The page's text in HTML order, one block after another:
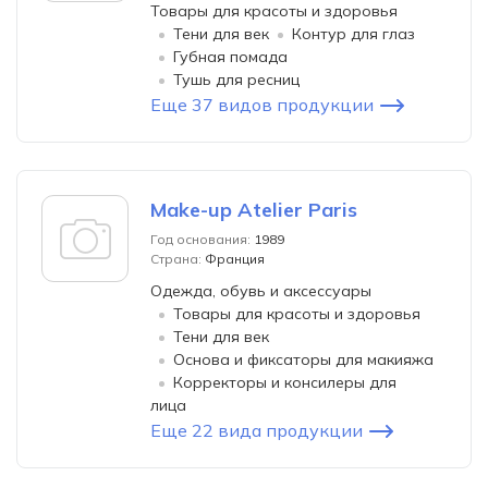
Товары для красоты и здоровья
Тени для век
Контур для глаз
Губная помада
Тушь для ресниц
Еще 37 видов продукции
Make-up Atelier Paris
Год основания: 1989
Страна: Франция
Одежда, обувь и аксессуары
Товары для красоты и здоровья
Тени для век
Основа и фиксаторы для макияжа
Корректоры и консилеры для
лица
Еще 22 вида продукции